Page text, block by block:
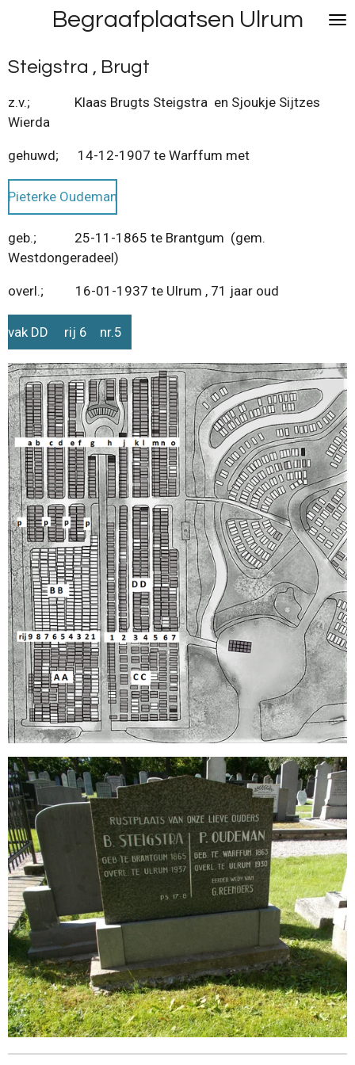
naar
de
hoofdinhoud
Begraafplaatsen Ulrum
Steigstra , Brugt
z.v.; Klaas Brugts Steigstra en Sjoukje Sijtzes
Wierda
gehuwd; 14-12-1907 te Warffum met
Pieterke Oudeman
geb.; 25-11-1865 te Brantgum (gem.
Westdongeradeel)
overl.; 16-01-1937 te Ulrum , 71 jaar oud
vak DD rij 6 nr.5